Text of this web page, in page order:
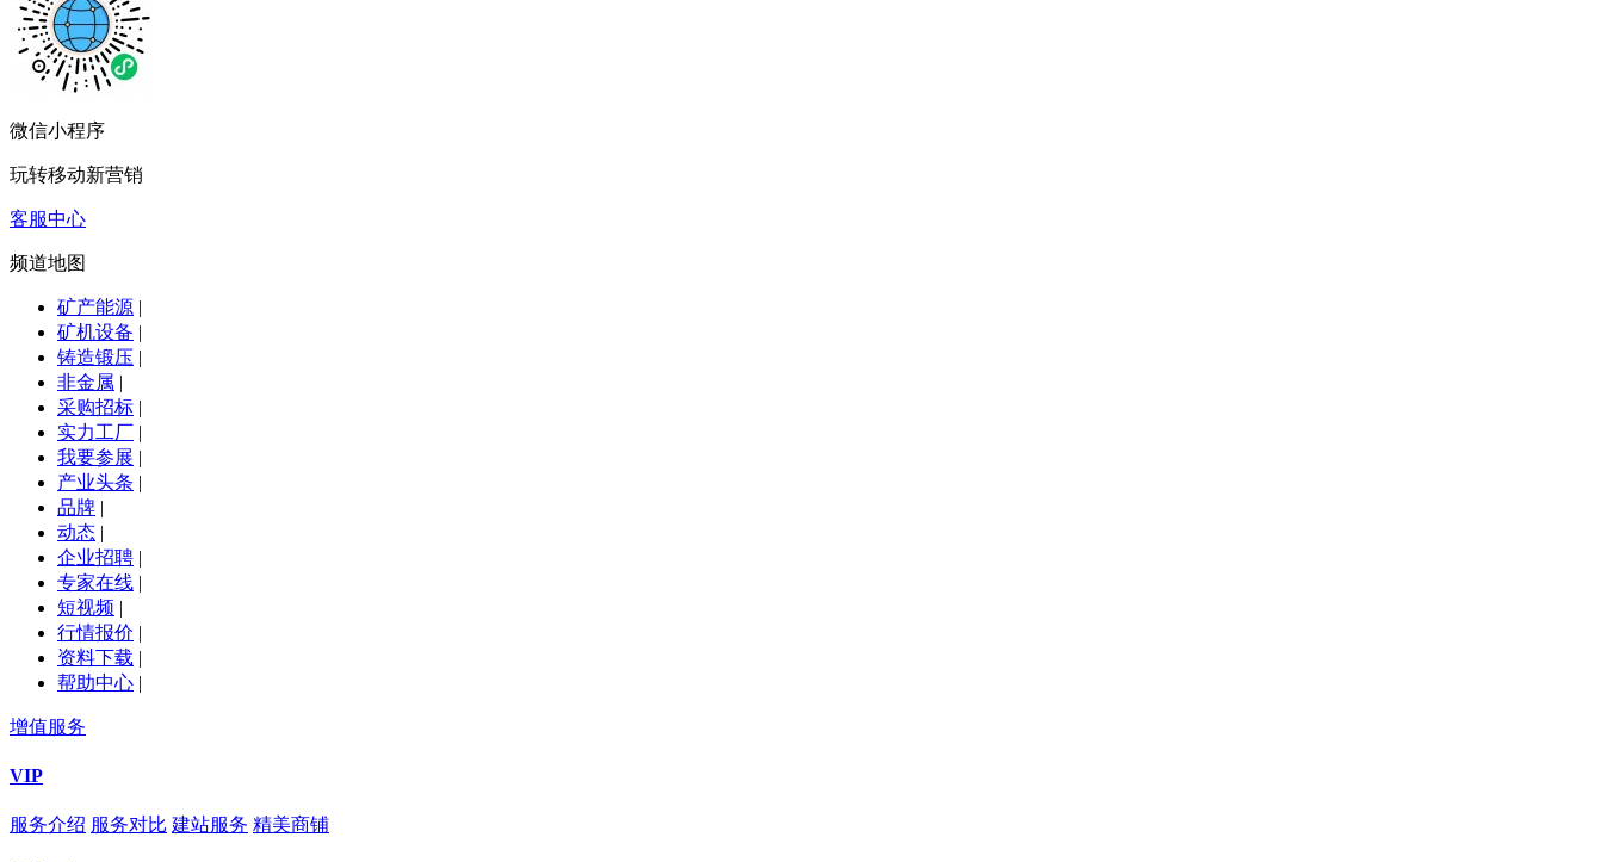
微信小程序
玩转移动新营销
客服中心
频道地图
矿产能源 |
矿机设备 |
铸造锻压 |
非金属 |
采购招标 |
实力工厂 |
我要参展 |
产业头条 |
品牌 |
动态 |
企业招聘 |
专家在线 |
短视频 |
行情报价 |
资料下载 |
帮助中心 |
增值服务
VIP
服务介绍 服务对比 建站服务 精美商铺